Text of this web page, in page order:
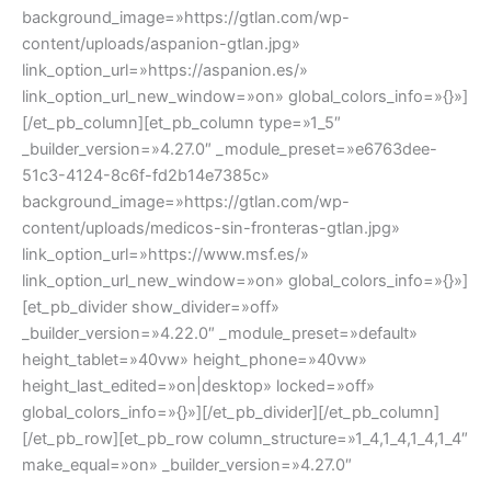
background_image=»https://gtlan.com/wp-
content/uploads/aspanion-gtlan.jpg»
link_option_url=»https://aspanion.es/»
link_option_url_new_window=»on» global_colors_info=»{}»]
[/et_pb_column][et_pb_column type=»1_5″
_builder_version=»4.27.0″ _module_preset=»e6763dee-
51c3-4124-8c6f-fd2b14e7385c»
background_image=»https://gtlan.com/wp-
content/uploads/medicos-sin-fronteras-gtlan.jpg»
link_option_url=»https://www.msf.es/»
link_option_url_new_window=»on» global_colors_info=»{}»]
[et_pb_divider show_divider=»off»
_builder_version=»4.22.0″ _module_preset=»default»
height_tablet=»40vw» height_phone=»40vw»
height_last_edited=»on|desktop» locked=»off»
global_colors_info=»{}»][/et_pb_divider][/et_pb_column]
[/et_pb_row][et_pb_row column_structure=»1_4,1_4,1_4,1_4″
make_equal=»on» _builder_version=»4.27.0″